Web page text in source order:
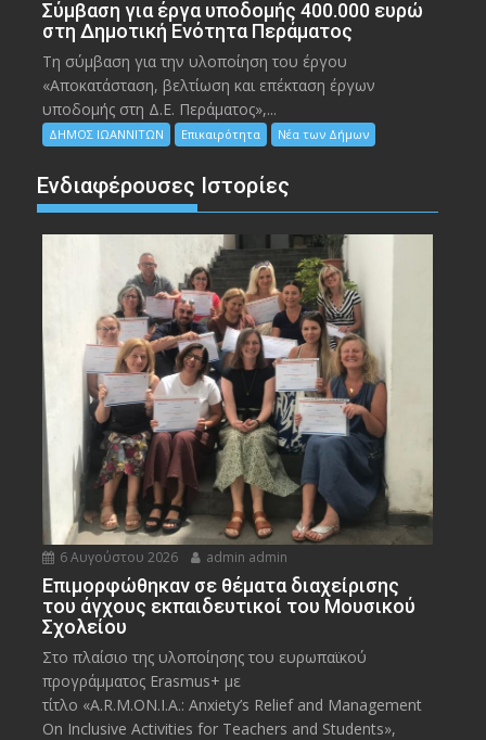
Σύμβαση για έργα υποδομής 400.000 ευρώ
στη Δημοτική Ενότητα Περάματος
Τη σύμβαση για την υλοποίηση του έργου
«Αποκατάσταση, βελτίωση και επέκταση έργων
υποδομής στη Δ.Ε. Περάματος»,...
ΔΗΜΟΣ ΙΩΑΝΝΙΤΩΝ Επικαιρότητα Νέα των Δήμων
Ενδιαφέρουσες Ιστορίες
6 Αυγούστου 2026 admin admin
Eπιμορφώθηκαν σε θέματα διαχείρισης
του άγχους εκπαιδευτικοί του Μουσικού
Σχολείου
Στο πλαίσιο της υλοποίησης του ευρωπαϊκού
προγράμματος Erasmus+ με
τίτλο «A.R.M.ON.I.A.: Anxiety’s Relief and Management
On Inclusive Activities for Teachers and Students»,